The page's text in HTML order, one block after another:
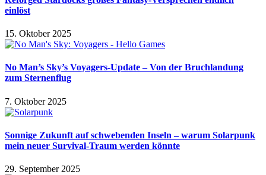
einlöst
15. Oktober 2025
No Man’s Sky’s Voyagers-Update – Von der Bruchlandung
zum Sternenflug
7. Oktober 2025
Sonnige Zukunft auf schwebenden Inseln – warum Solarpunk
mein neuer Survival-Traum werden könnte
29. September 2025